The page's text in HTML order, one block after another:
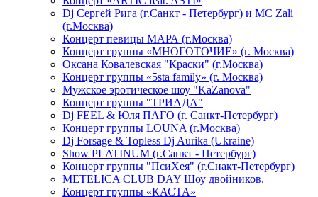
Dj Сергей Рига (г.Санкт - Петербург) и MC Zali
(г.Москва)
Концерт певицы МАРА (г.Москва)
Концерт группы «МНОГОТОЧИЕ» (г. Москва)
Оксана Ковалевская "Краски" (г.Москва)
Концерт группы «5sta family» (г. Москва)
Мужское эротическое шоу "KaZanova"
Концерт группы "ТРИАДА"
Dj FEEL & Юля ПАГО (г. Санкт-Петербург)
Концерт группы LOUNA (г.Москва)
Dj Forsage & Topless Dj Aurika (Ukraine)
Show PLATINUM (г.Санкт - Петербург)
Концерт группы "ПсиХея" (г.Снакт-Петербург)
METELICA CLUB DAY Шоу двойников.
Концерт группы «КАСТА»